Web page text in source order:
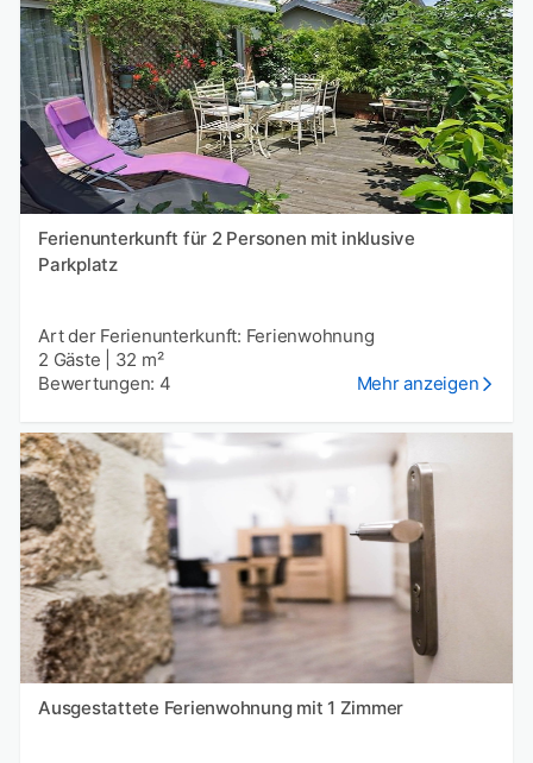
Ferienunterkunft für 2 Personen mit inklusive
Parkplatz
Art der Ferienunterkunft: Ferienwohnung
2 Gäste
32 m²
Bewertungen: 4
Mehr anzeigen
Ausgestattete Ferienwohnung mit 1 Zimmer